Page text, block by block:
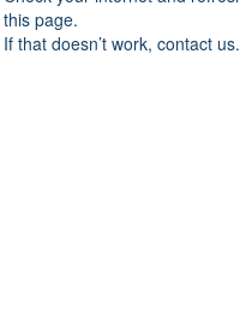
this page.
If that doesn’t work, contact us.